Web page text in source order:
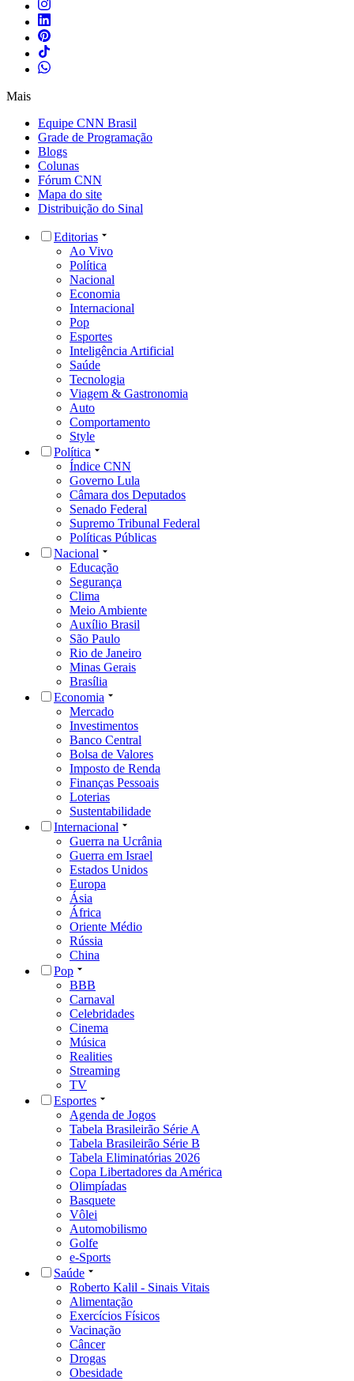
Mais
Equipe CNN Brasil
Grade de Programação
Blogs
Colunas
Fórum CNN
Mapa do site
Distribuição do Sinal
Editorias
Ao Vivo
Política
Nacional
Economia
Internacional
Pop
Esportes
Inteligência Artificial
Saúde
Tecnologia
Viagem & Gastronomia
Auto
Comportamento
Style
Política
Índice CNN
Governo Lula
Câmara dos Deputados
Senado Federal
Supremo Tribunal Federal
Políticas Públicas
Nacional
Educação
Segurança
Clima
Meio Ambiente
Auxílio Brasil
São Paulo
Rio de Janeiro
Minas Gerais
Brasília
Economia
Mercado
Investimentos
Banco Central
Bolsa de Valores
Imposto de Renda
Finanças Pessoais
Loterias
Sustentabilidade
Internacional
Guerra na Ucrânia
Guerra em Israel
Estados Unidos
Europa
Ásia
África
Oriente Médio
Rússia
China
Pop
BBB
Carnaval
Celebridades
Cinema
Música
Realities
Streaming
TV
Esportes
Agenda de Jogos
Tabela Brasileirão Série A
Tabela Brasileirão Série B
Tabela Eliminatórias 2026
Copa Libertadores da América
Olimpíadas
Basquete
Vôlei
Automobilismo
Golfe
e-Sports
Saúde
Roberto Kalil - Sinais Vitais
Alimentação
Exercícios Físicos
Vacinação
Câncer
Drogas
Obesidade